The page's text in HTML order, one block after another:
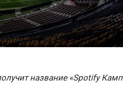
название «Spotify Камп